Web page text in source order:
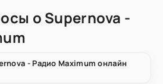
о Supernova -
- Радио Maximum онлайн